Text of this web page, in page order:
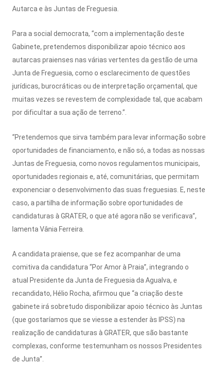
Autarca e às Juntas de Freguesia.
Para a social democrata, “com a implementação deste
Gabinete, pretendemos disponibilizar apoio técnico aos
autarcas praienses nas várias vertentes da gestão de uma
Junta de Freguesia, como o esclarecimento de questões
jurídicas, burocráticas ou de interpretação orçamental, que
muitas vezes se revestem de complexidade tal, que acabam
por dificultar a sua ação de terreno.”.
“Pretendemos que sirva também para levar informação sobre
oportunidades de financiamento, e não só, a todas as nossas
Juntas de Freguesia, como novos regulamentos municipais,
oportunidades regionais e, até, comunitárias, que permitam
exponenciar o desenvolvimento das suas freguesias. E, neste
caso, a partilha de informação sobre oportunidades de
candidaturas à GRATER, o que até agora não se verificava”,
lamenta Vânia Ferreira.
A candidata praiense, que se fez acompanhar de uma
comitiva da candidatura “Por Amor à Praia”, integrando o
atual Presidente da Junta de Freguesia da Agualva, e
recandidato, Hélio Rocha, afirmou que “a criação deste
gabinete irá sobretudo disponibilizar apoio técnico às Juntas
(que gostaríamos que se viesse a estender às IPSS) na
realização de candidaturas à GRATER, que são bastante
complexas, conforme testemunham os nossos Presidentes
de Junta”.